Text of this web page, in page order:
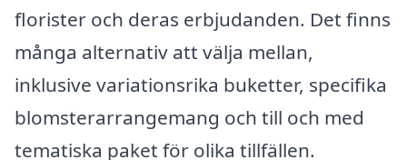
florister och deras erbjudanden. Det finns
många alternativ att välja mellan,
inklusive variationsrika buketter, specifika
blomsterarrangemang och till och med
tematiska paket för olika tillfällen.